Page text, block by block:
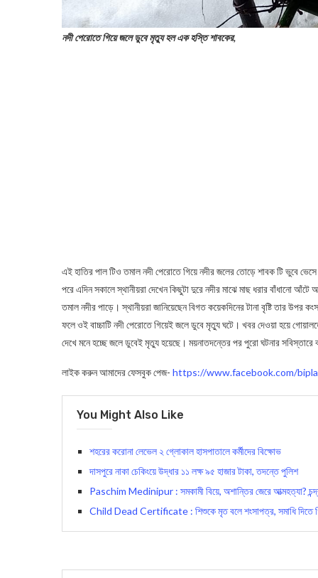
নদী পেরোতে গিয়ে জলে ডুবে মৃত্যু হল এক হস্তি শাবকের,
এই হাতির পাল টিও তমাল নদী পেরোতে গিয়ে নদীর জলের তোড়ে শাবক টি ভুবে
পরে এদিন সকালে স্থানীয়রা দেখেন কিছুটা দুরে নদীর মাঝে মাছ ধরার
তমাল নদীর পাড়ে। স্থানীয়রা জানিয়েছেন বিগত কয়েকদিনের টানা বৃষ্টি তার
ফলে ওই বাচ্চাটি নদী পেরোতে গিয়েই জলে ডুবে মৃত্যু ঘটে। খবর দেওয়া হয়ে
দেখে মনে হচ্ছে জলে ডুবেই মৃত্যু হয়েছে। ময়নাতদন্তের পর পুরো ঘটনার সবিস্তারে
লাইক করুন আমাদের ফেসবুক পেজ- https://www.facebook.com/
You Might Also Like
শহরের করোনা লেভেল ২ গ্লোকাল হাসপাতালে কর্মীদের বিক্ষোভ
দাসপুরে নাকা চেকিংয়ে উদ্ধার ১১ লক্ষ ৯৫ হাজার টাকা, তদন্তে পুলিশ
Paschim Medinipur : সমকামী বিয়ে, অশান্তির জেরে আত্মহত্যা?
Child Dead Certificate : শিশুকে মৃত বলে শংসাপত্র, সমাধি দিতে